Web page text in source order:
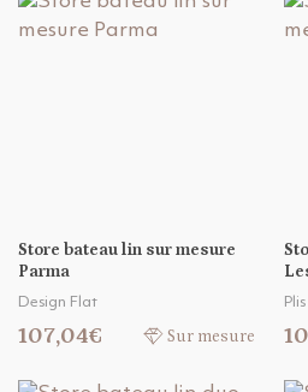
Store bateau lin sur mesure
Parma
Design Flat
107,04€ Sur mesure